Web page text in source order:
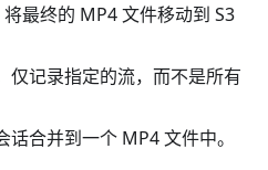
最终的 MP4 文件移动到 S3
仅记录指定的流，而不是所有
合并到一个 MP4 文件中。